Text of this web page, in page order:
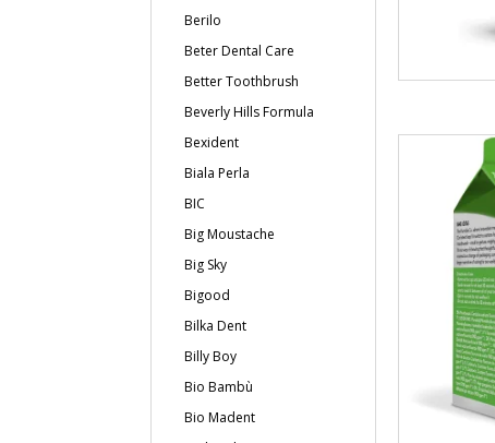
Berilo
Beter Dental Care
Better Toothbrush
Beverly Hills Formula
Bexident
Biala Perla
BIC
Big Moustache
Big Sky
Bigood
Bilka Dent
Billy Boy
Bio Bambù
Bio Madent